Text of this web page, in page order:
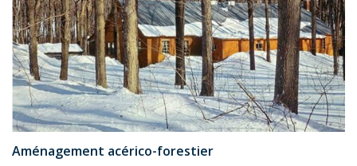
Aménagement acérico-forestier